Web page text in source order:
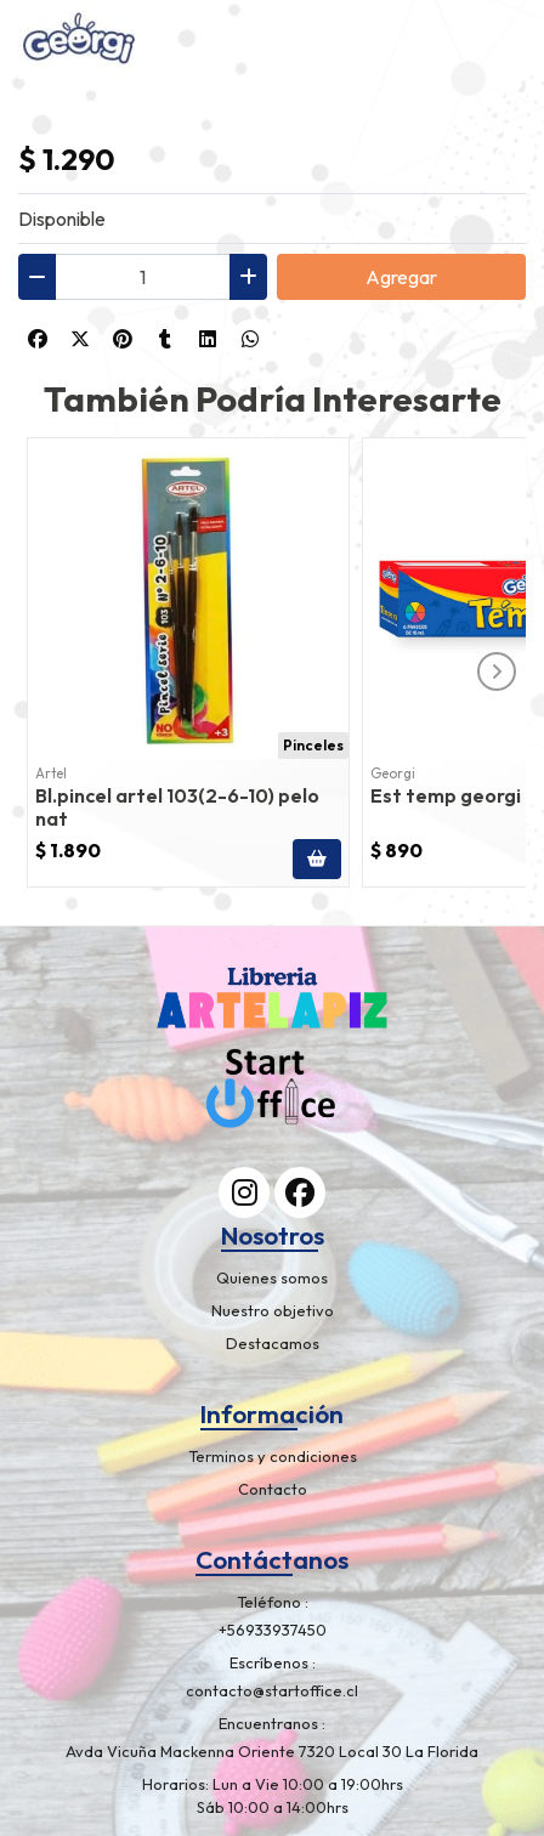
$ 1.290
Disponible
Agregar
También Podría Interesarte
Pinceles
Artel
Bl.pincel artel 103(2-6-10) pelo
nat
$ 1.890
Georgi
Est temp georgi 6
$ 890
Nosotros
Quienes somos
Nuestro objetivo
Destacamos
Información
Terminos y condiciones
Contacto
Contáctanos
Teléfono
+56933937450
Escríbenos
contacto@startoffice.cl
Encuentranos
Avda Vicuña Mackenna Oriente 7320 Local 30 La Florida
Horarios: Lun a Vie 10:00 a 19:00hrs
Sáb 10:00 a 14:00hrs